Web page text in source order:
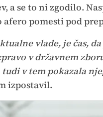
a se to ni zgodilo.
pomesti pod
vlade, je čas,
v državnem
v tem pokazala
izpostavil.